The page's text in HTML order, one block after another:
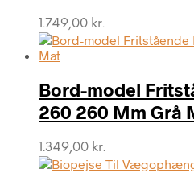
1.749,00 kr.
Bord-model
260 260 Mm Grå
1.349,00 kr.